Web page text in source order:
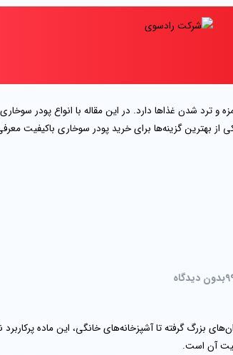
شدن غذاها دارد. در این مقاله با انواع پودر سوخاری،
از بهترین گزینه‌ها برای خرید پودر سوخاری باکیفیت
بدون دیدگاه
بزرگ گرفته تا آشپزخانه‌های خانگی، این ماده
آن است.